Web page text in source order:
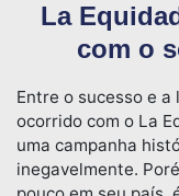
La
com o
Entre o sucesso e a
ocorrido com o La
uma campanha
inegavelmente.